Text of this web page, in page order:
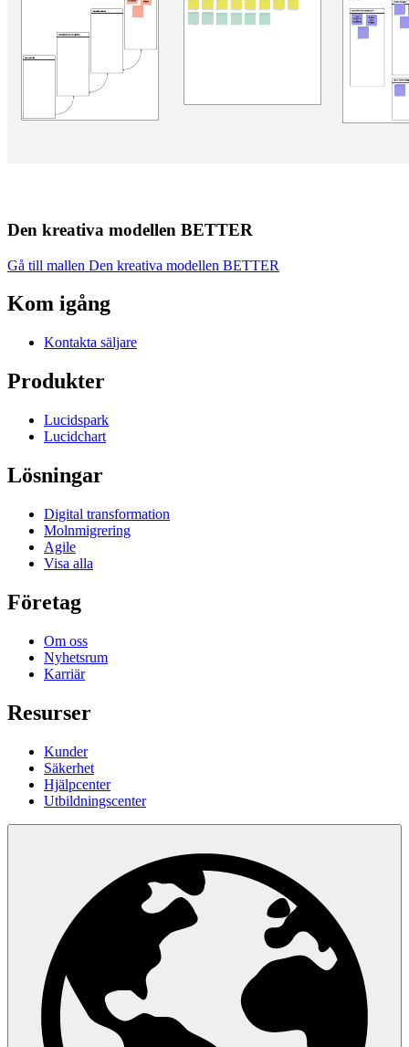
Den kreativa modellen BETTER
Gå till mallen Den kreativa modellen BETTER
Kom igång
Kontakta säljare
Produkter
Lucidspark
Lucidchart
Lösningar
Digital transformation
Molnmigrering
Agile
Visa alla
Företag
Om oss
Nyhetsrum
Karriär
Resurser
Kunder
Säkerhet
Hjälpcenter
Utbildningscenter